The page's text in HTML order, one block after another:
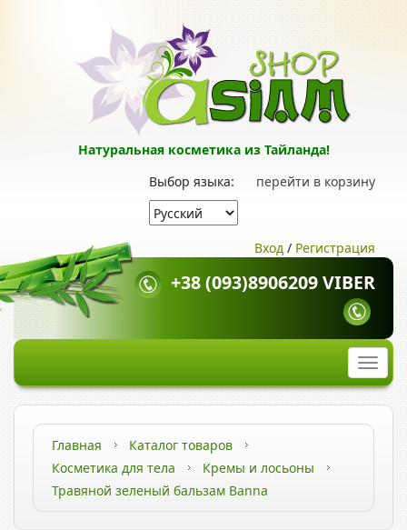
Натуральная косметика из Тайланда!
перейти в корзину
Выбор языка:
Вход / Регистрация
+38 (093)8906209 VIBER
Главная
Каталог товаров
Косметика для тела
Кремы и лосьоны
Травяной зеленый бальзам Banna